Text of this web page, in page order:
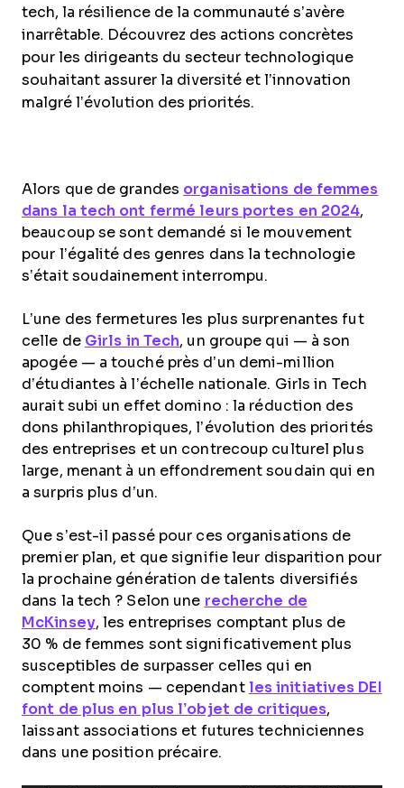
tech, la résilience de la communauté s’avère
inarrêtable. Découvrez des actions concrètes
pour les dirigeants du secteur technologique
souhaitant assurer la diversité et l’innovation
malgré l’évolution des priorités.
Alors que de grandes organisations de femmes
dans la tech ont fermé leurs portes en 2024,
beaucoup se sont demandé si le mouvement
pour l’égalité des genres dans la technologie
s’était soudainement interrompu.
L’une des fermetures les plus surprenantes fut
celle de Girls in Tech, un groupe qui — à son
apogée — a touché près d’un demi-million
d’étudiantes à l’échelle nationale. Girls in Tech
aurait subi un effet domino : la réduction des
dons philanthropiques, l’évolution des priorités
des entreprises et un contrecoup culturel plus
large, menant à un effondrement soudain qui en
a surpris plus d’un.
Que s’est-il passé pour ces organisations de
premier plan, et que signifie leur disparition pour
la prochaine génération de talents diversifiés
dans la tech ? Selon une recherche de
McKinsey, les entreprises comptant plus de
30 % de femmes sont significativement plus
susceptibles de surpasser celles qui en
comptent moins — cependant les initiatives DEI
font de plus en plus l’objet de critiques,
laissant associations et futures techniciennes
dans une position précaire.